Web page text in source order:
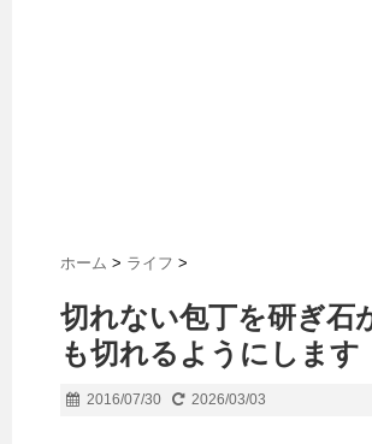
ホーム > ライフ >
切れない包丁を研ぎ石
も切れるようにします
2016/07/30 2026/03/03